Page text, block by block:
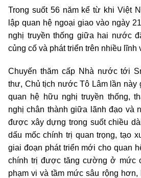
Trong suốt 56 năm kể từ khi Việt
lập quan hệ ngoại giao vào ngày
nghị truyền thống giữa hai nước
củng cố và phát triển trên nhiều lĩnh
Chuyến thăm cấp Nhà nước tới
thư, Chủ tịch nước Tô Lâm lần này
quan hệ hữu nghị truyền thống,
nghị chân thành giữa lãnh đạo và
được xây dựng trong suốt chiều
dấu mốc chính trị quan trọng, tạo
giai đoạn phát triển mới cho quan
chính trị được tăng cường ở mức
phạm vi và tầm mức sâu rộng